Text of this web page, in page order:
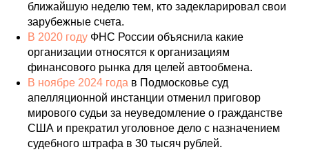
ближайшую неделю тем, кто задекларировал свои
зарубежные счета.
В 2020 году ФНС России объяснила какие
организации относятся к организациям
финансового рынка для целей автообмена.
В ноябре 2024 года в Подмосковье суд
апелляционной инстанции отменил приговор
мирового судьи за неуведомление о гражданстве
США и прекратил уголовное дело с назначением
судебного штрафа в 30 тысяч рублей.